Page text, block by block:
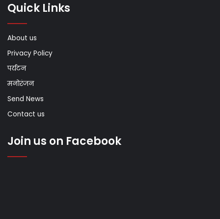
Quick Links
About us
Privacy Policy
पर्यटन
मनोरंजन
Send News
Contact us
Join us on Facebook